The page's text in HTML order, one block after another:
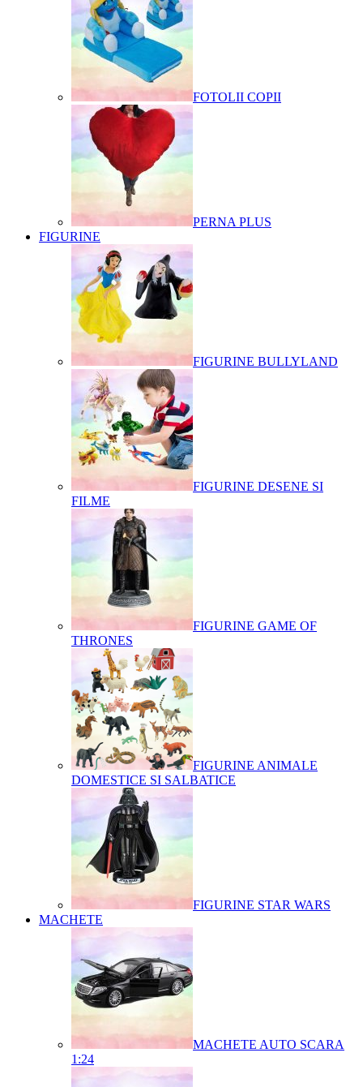
FOTOLII COPII
PERNA PLUS
FIGURINE
FIGURINE BULLYLAND
FIGURINE DESENE SI
FILME
FIGURINE GAME OF
THRONES
FIGURINE ANIMALE
DOMESTICE SI SALBATICE
FIGURINE STAR WARS
MACHETE
MACHETE AUTO SCARA
1:24